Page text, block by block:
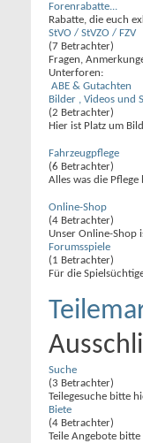
Forenrabatte...
Rabatte, die euch
StVO / StVZO / FZV
(7 Betrachter)
Fragen,
Unterforen:
ABE & Gutachten
Bilder , Videos und
(2 Betrachter)
Hier ist Platz um
Fahrzeugpflege
(6 Betrachter)
Alles was die
Online-Shop
(4 Betrachter)
Unser Online-Shop
Forumsspiele
(1 Betrachter)
Für die
Suche
(3 Betrachter)
Teilegesuche bitte
Biete
(4 Betrachter)
Teile Angebote